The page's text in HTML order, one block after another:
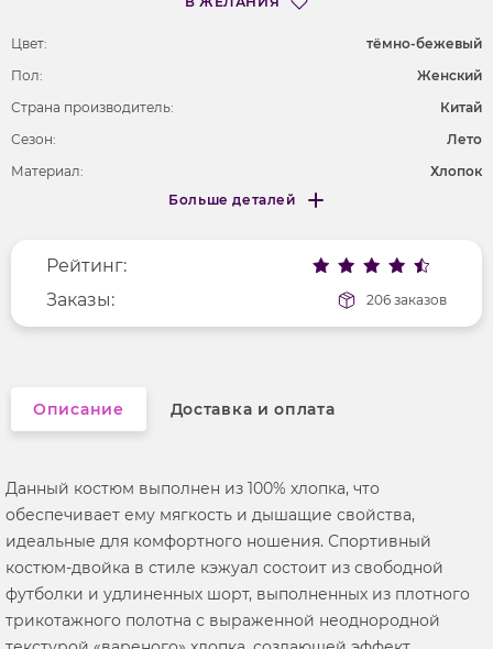
Цвет:
тёмно-бежевый
Пол:
Женский
Страна производитель:
Китай
Сезон:
Лето
Материал:
Хлопок
Фактура материала
трикотажный
Длина рукава
короткие
Вырез горловины
округлый
Больше деталей
Меньше деталей
Рейтинг:
Заказы:
206 заказов
Описание Доставка и оплата
Данный костюм выполнен из 100% хлопка, что
обеспечивает ему мягкость и дышащие свойства,
идеальные для комфортного ношения. Спортивный
костюм-двойка в стиле кэжуал состоит из свободной
футболки и удлиненных шорт, выполненных из плотного
трикотажного полотна с выраженной неоднородной